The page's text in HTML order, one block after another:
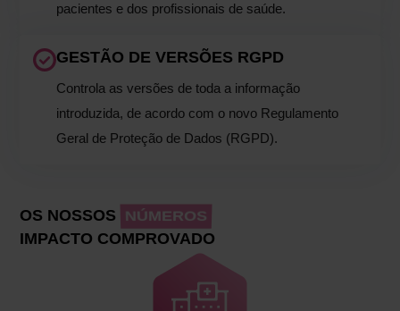
pacientes e dos profissionais de saúde.
GESTÃO DE VERSÕES RGPD
Controla as versões de toda a informação
introduzida, de acordo com o novo Regulamento
Geral de Proteção de Dados (RGPD).
OS NOSSOS NÚMEROS
IMPACTO COMPROVADO